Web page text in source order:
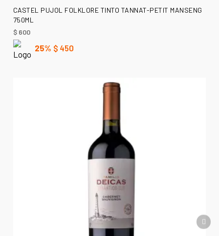
AÑADIR AL CARRITO
CASTEL PUJOL FOLKLORE TINTO TANNAT-PETIT MANSENG
750ML
$600
25% $ 450